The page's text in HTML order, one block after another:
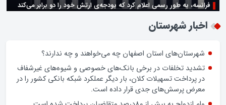
فرانسه، به طور رسمی اعلام کرد که بودجه‌ی ارتش خود را دو برابر می‌کند
زن اگر خوب باشه یه زندگی حالش خوبه/روز زن مبارک
اخبار شهرستان
شهرستان‌های استان اصفهان چه می‌خواهند و چه ندارند؟